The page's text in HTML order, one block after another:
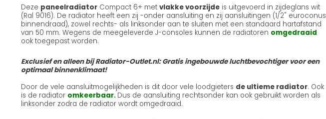
Deze paneelradiator Compact 6+ met vlakke voorzijde is uitgevoerd in zijdeglans wit
(Ral 9016). De radiator heeft een zij -onder aansluiting en zij aansluitingen (1/2" euroconus
binnendraad), zowel rechts- als linksonder aan te sluiten met een standaard hartafstand
van 50 mm. Wegens de meegeleverde J-consoles kunnen de radiatoren omgedraaid
ook toegepast worden.
Exclusief en alleen bij Radiator-Outlet.nl: Gratis ingebouwde luchtbevochtiger voor een
optimaal binnenklimaat!
Door de vele aansluitmogelijkheden is dit door vele loodgieters de ultieme radiator. Ook
is de radiator omkeerbaar. Dus de aansluiting rechtsonder kan ook gebruikt worden als
linksonder zodra de radiator wordt omgedraaid.